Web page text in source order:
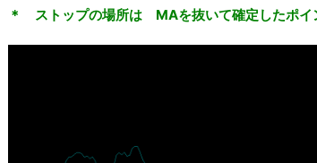
＊ ストップの場所は MAを抜いて確定したポイ